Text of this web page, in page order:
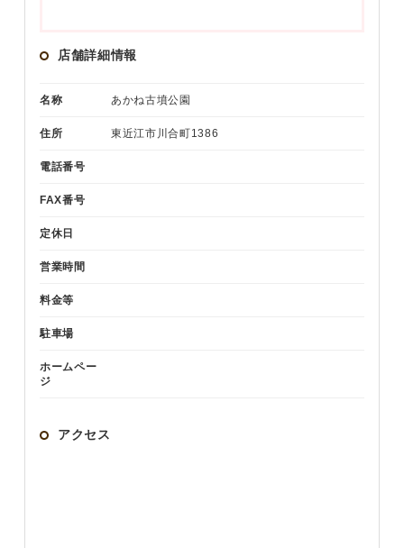
店舗詳細情報
名称 あかね古墳公園
住所 東近江市川合町1386
電話番号
FAX番号
定休日
営業時間
料金等
駐車場
ホームペー
ジ
アクセス